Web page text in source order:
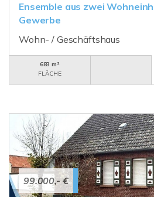
Ensemble aus zwei
Gewerbe
Wohn- / Geschäftshaus
683 m²
FLÄCHE
99.000,- €